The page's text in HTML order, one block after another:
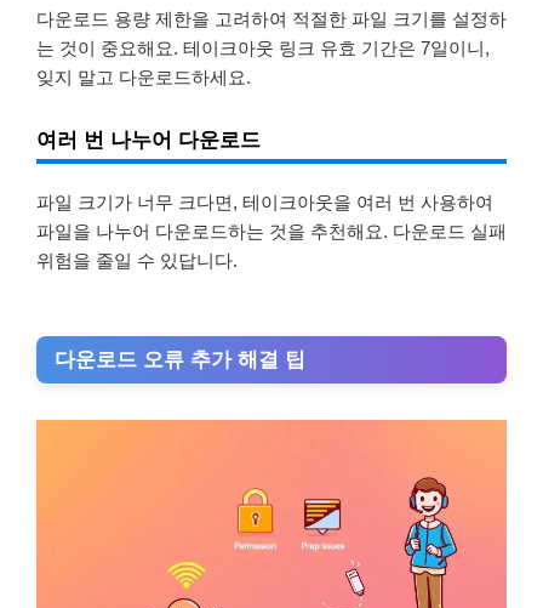
다운로드 용량 제한을 고려하여 적절한 파일 크기를 설정하
는 것이 중요해요. 테이크아웃 링크 유효 기간은 7일이니,
잊지 말고 다운로드하세요.
여러 번 나누어 다운로드
파일 크기가 너무 크다면, 테이크아웃을 여러 번 사용하여
파일을 나누어 다운로드하는 것을 추천해요. 다운로드 실패
위험을 줄일 수 있답니다.
다운로드 오류 추가 해결 팁